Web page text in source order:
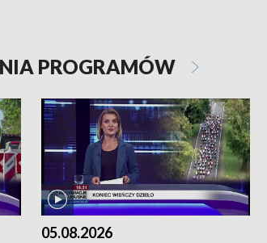
PROGRAMÓW
05.08.2026